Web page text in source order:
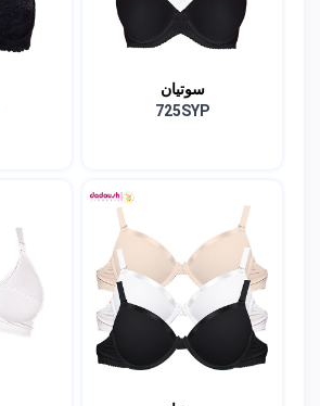
سوتيان
725SYP